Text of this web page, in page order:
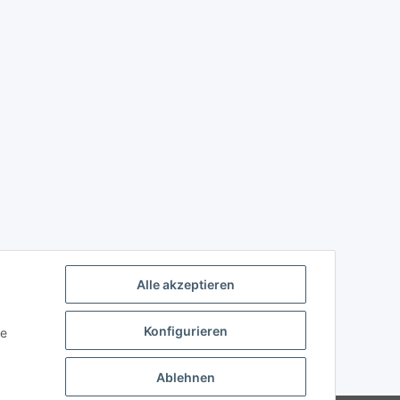
Alle akzeptieren
Konfigurieren
Ablehnen